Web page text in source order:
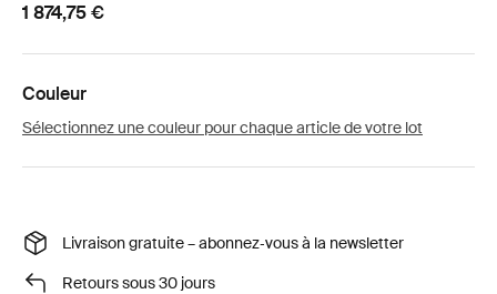
1 874,75 €
Couleur
Sélectionnez une couleur pour chaque article de votre lot
Livraison gratuite – abonnez‑vous à la newsletter
Retours sous 30 jours